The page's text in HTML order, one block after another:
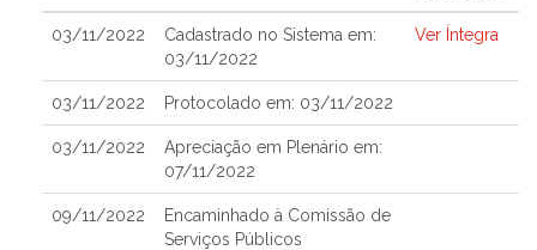
03/11/2022
Cadastrado no Sistema em:
03/11/2022
Ver Íntegra
03/11/2022 Protocolado em: 03/11/2022
03/11/2022
Apreciação em Plenário em:
07/11/2022
09/11/2022
Encaminhado à Comissão de
Serviços Públicos